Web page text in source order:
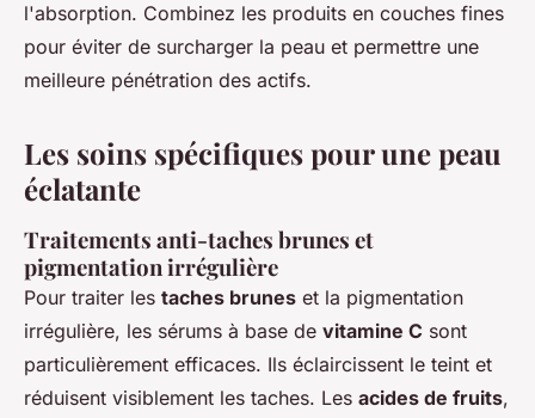
l'absorption. Combinez les produits en couches fines
pour éviter de surcharger la peau et permettre une
meilleure pénétration des actifs.
Les soins spécifiques pour une peau
éclatante
Traitements anti-taches brunes et
pigmentation irrégulière
Pour traiter les taches brunes et la pigmentation
irrégulière, les sérums à base de vitamine C sont
particulièrement efficaces. Ils éclaircissent le teint et
réduisent visiblement les taches. Les acides de fruits,